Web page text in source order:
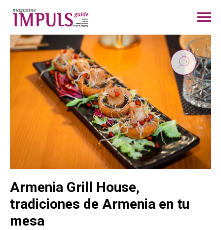
Armenia Grill House,
tradiciones de Armenia en tu
mesa